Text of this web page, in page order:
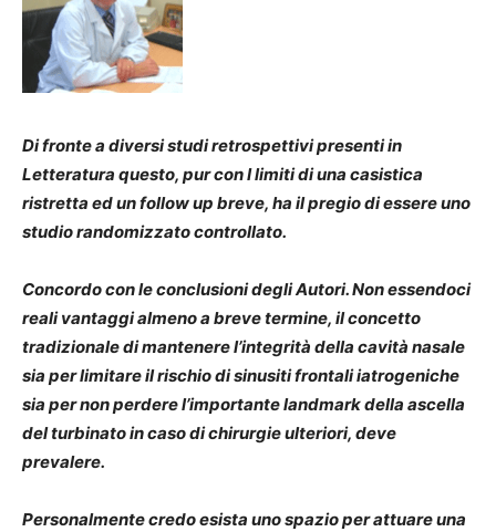
Di fronte a diversi studi retrospettivi presenti in
Letteratura questo, pur con I limiti di una casistica
ristretta ed un follow up breve, ha il pregio di essere uno
studio randomizzato controllato.
Concordo con le conclusioni degli Autori. Non essendoci
reali vantaggi almeno a breve termine, il concetto
tradizionale di mantenere l’integrità della cavità nasale
sia per limitare il rischio di sinusiti frontali iatrogeniche
sia per non perdere l’importante landmark della ascella
del turbinato in caso di chirurgie ulteriori, deve
prevalere.
Personalmente credo esista uno spazio per attuare una